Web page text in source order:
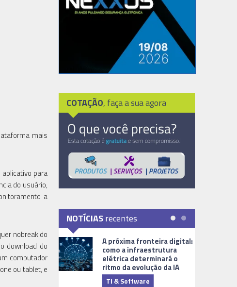
mais
para
do usuário,
a
nobreak do
download do
computador
ou tablet, e
COTAÇÃO, faça a sua agora
NOTÍCIASrecentes
A próxima fronteira digital:
como a infraestrutura
elétrica determinará o
ritmo da evolução da IA
TI & Software